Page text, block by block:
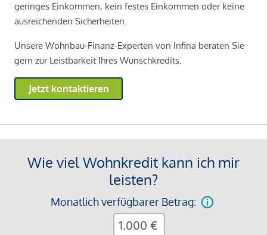
geringes Einkommen, kein festes Einkommen oder keine
ausreichenden Sicherheiten.
Unsere Wohnbau-Finanz-Experten von Infina beraten Sie
gern zur Leistbarkeit Ihres Wunschkredits.
Jetzt kontaktieren
Wie viel Wohnkredit kann ich mir
leisten?
Monatlich verfügbarer Betrag:
€